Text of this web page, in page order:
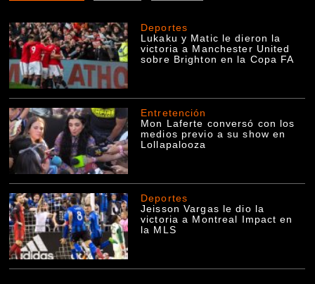
Deportes
Lukaku y Matic le dieron la
victoria a Manchester United
sobre Brighton en la Copa FA
Entretención
Mon Laferte conversó con los
medios previo a su show en
Lollapalooza
Deportes
Jeisson Vargas le dio la
victoria a Montreal Impact en
la MLS